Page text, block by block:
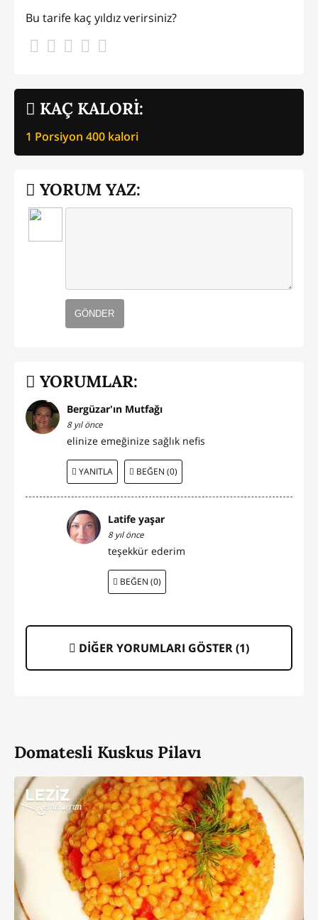
KAÇ KALORİ:
1 Porsiyon 400 kalori
Bu tarife kaç yıldız verirsiniz?
YORUM YAZ:
GÖNDER
YORUMLAR:
Bergüzar'ın Mutfağı
8 yıl önce
elinize emeğinize sağlık nefis
YANITLA BEĞEN (0)
Latife yaşar
8 yıl önce
teşekkür ederim
BEĞEN (0)
DİĞER YORUMLARI GÖSTER (1)
Domatesli Kuskus Pilavı